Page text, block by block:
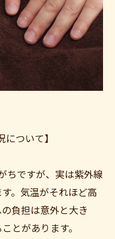
について】
ちですが、実は紫外線
。気温がそれほど高
負担は意外と大き
とがあります。